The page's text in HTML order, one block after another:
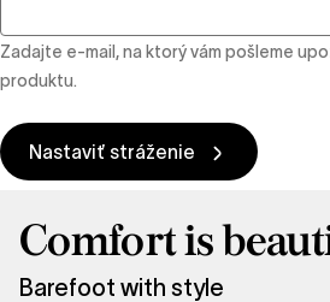
Zadajte e-mail, na ktorý vám pošleme
produktu.
Nastaviť stráženie
Comfort is
Barefoot with style